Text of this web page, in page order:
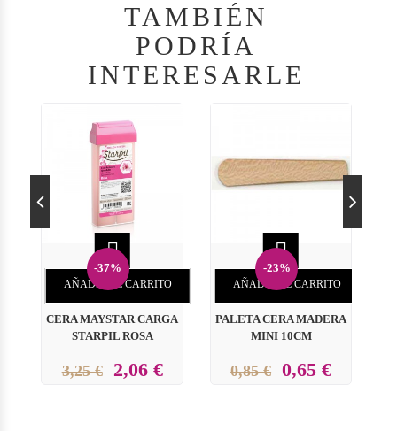
TAMBIÉN
PODRÍA
INTERESARLE
-37%

AÑADIR AL CARRITO
CERA MAYSTAR CARGA
STARPIL ROSA
3,25 € 2,06 €
-23%

AÑADIR AL CARRITO
PALETA CERA MADERA
MINI 10CM
0,85 € 0,65 €